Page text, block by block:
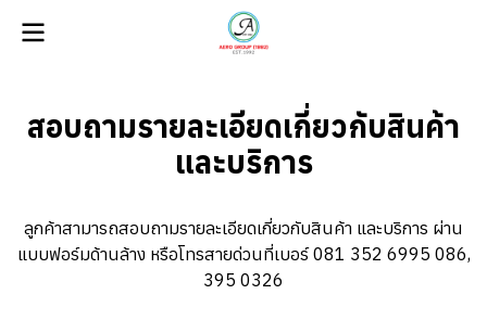
สอบถามรายละเอียดเกี่ยวกับสินค้า
และบริการ
ลูกค้าสามารถสอบถามรายละเอียดเกี่ยวกับสินค้า และบริการ ผ่าน
แบบฟอร์มด้านล้าง หรือโทรสายด่วนที่เบอร์ 081 352 6995 086,
395 0326